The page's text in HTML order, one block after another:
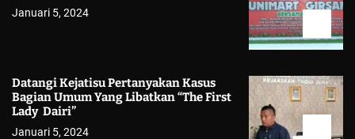
Januari 5, 2024
Datangi Kejatisu Pertanyakan Kasus
Bagian Umum Yang Libatkan “The First
Lady Dairi”
Januari 5, 2024